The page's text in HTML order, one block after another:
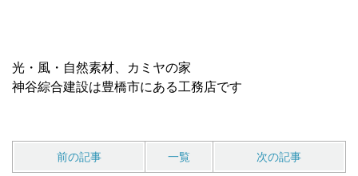
光・風・自然素材、カミヤの家
神谷綜合建設は豊橋市にある工務店です
前の記事 一覧 次の記事